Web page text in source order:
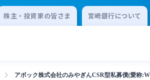
株主・投資家の皆さま 宮崎銀行について
アボック株式会社のみやぎんCSR型私募債(愛称